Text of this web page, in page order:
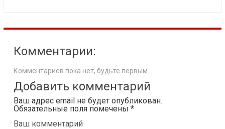
Комментарии:
Комментариев пока нет, будьте первым.
Добавить комментарий
Ваш адрес email не будет опубликован.
Обязательные поля помечены *
Ваш комментарий